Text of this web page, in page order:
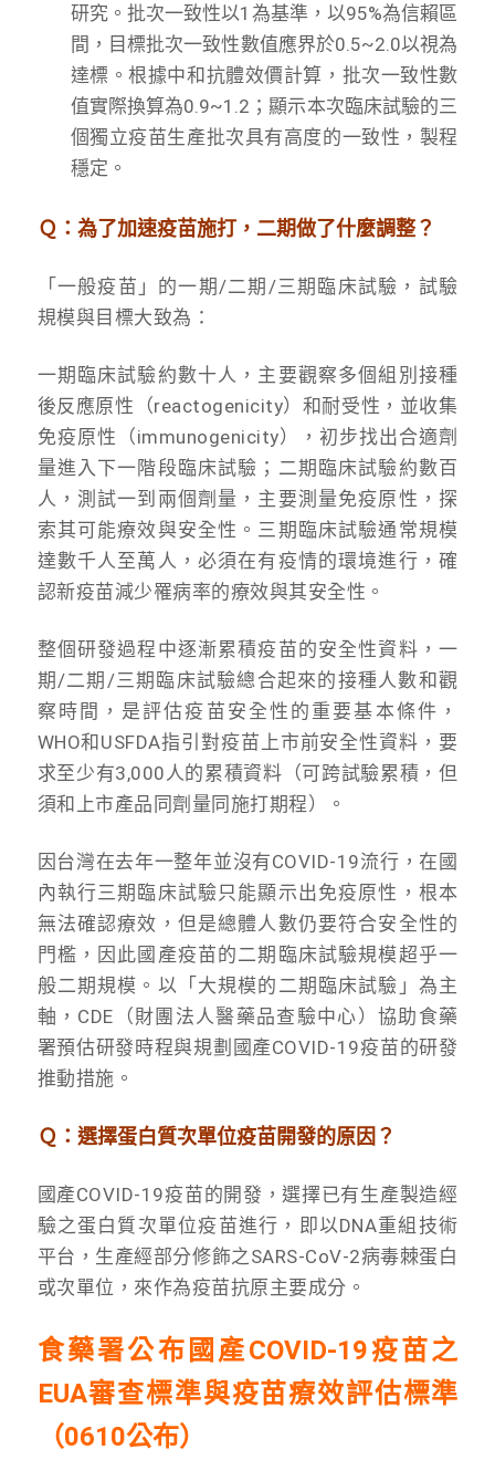
研究。批次一致性以1為基準，以95%為信賴區
間，目標批次一致性數值應界於0.5~2.0以視為
達標。根據中和抗體效價計算，批次一致性數
值實際換算為0.9~1.2；顯示本次臨床試驗的三
個獨立疫苗生產批次具有高度的一致性，製程
穩定。
Ｑ：為了加速疫苗施打，二期做了什麼調整？
「一般疫苗」的一期/二期/三期臨床試驗，試驗
規模與目標大致為：
一期臨床試驗約數十人，主要觀察多個組別接種
後反應原性（reactogenicity）和耐受性，並收集
免疫原性（immunogenicity），初步找出合適劑
量進入下一階段臨床試驗；二期臨床試驗約數百
人，測試一到兩個劑量，主要測量免疫原性，探
索其可能療效與安全性。三期臨床試驗通常規模
達數千人至萬人，必須在有疫情的環境進行，確
認新疫苗減少罹病率的療效與其安全性。
整個研發過程中逐漸累積疫苗的安全性資料，一
期/二期/三期臨床試驗總合起來的接種人數和觀
察時間，是評估疫苗安全性的重要基本條件，
WHO和USFDA指引對疫苗上市前安全性資料，要
求至少有3,000人的累積資料（可跨試驗累積，但
須和上市產品同劑量同施打期程）。
因台灣在去年一整年並沒有COVID-19流行，在國
內執行三期臨床試驗只能顯示出免疫原性，根本
無法確認療效，但是總體人數仍要符合安全性的
門檻，因此國產疫苗的二期臨床試驗規模超乎一
般二期規模。以「大規模的二期臨床試驗」為主
軸，CDE（財團法人醫藥品查驗中心）協助食藥
署預估研發時程與規劃國產COVID-19疫苗的研發
推動措施。
Ｑ：選擇蛋白質次單位疫苗開發的原因？
國產COVID-19疫苗的開發，選擇已有生產製造經
驗之蛋白質次單位疫苗進行，即以DNA重組技術
平台，生產經部分修飾之SARS-CoV-2病毒棘蛋白
或次單位，來作為疫苗抗原主要成分。
食藥署公布國產COVID-19疫苗之
EUA審查標準與疫苗療效評估標準
（0610公布）